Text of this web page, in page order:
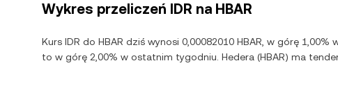
Wykres przeliczeń IDR na HBAR
Kurs IDR do HBAR dziś wynosi 0,00082010 HBAR, w górę
to w górę 2,00% w ostatnim tygodniu. Hedera (HBAR) ma